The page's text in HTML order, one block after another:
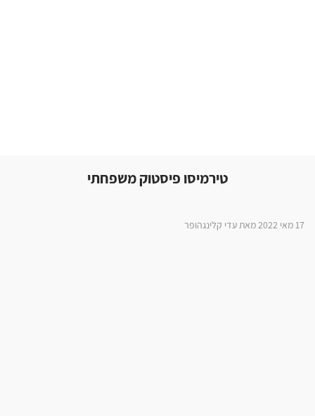
טירמיסו פיסטוק משפחתי
17 מאי 2022 מאת עדי קלינגהופר